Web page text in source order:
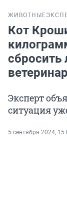
ЖИВОТНЫЕ
Кот
Эксперт
ситуация
5 сентября 2024,